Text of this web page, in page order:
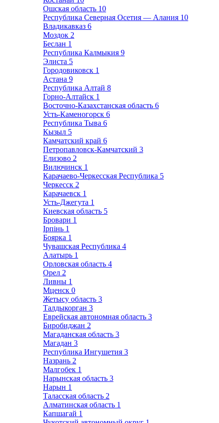
Ошская область 10
Республика Северная Осетия — Алания 10
Владикавказ 6
Моздок 2
Беслан 1
Республика Калмыкия 9
Элиста 5
Городовиковск 1
Астана 9
Республика Алтай 8
Горно-Алтайск 1
Восточно-Казахстанская область 6
Усть-Каменогорск 6
Республика Тыва 6
Кызыл 5
Камчатский край 6
Петропавловск-Камчатский 3
Елизово 2
Вилючинск 1
Карачаево-Черкесская Республика 5
Черкесск 2
Карачаевск 1
Усть-Джегута 1
Киевская область 5
Бровари 1
Ірпінь 1
Боярка 1
Чувашская Республика 4
Алатырь 1
Орловская область 4
Орел 2
Ливны 1
Мценск 0
Жетысу область 3
Талдыкорган 3
Еврейская автономная область 3
Биробиджан 2
Магаданская область 3
Магадан 3
Республика Ингушетия 3
Назрань 2
Малгобек 1
Нарынская область 3
Нарын 1
Таласская область 2
Алматинская область 1
Капшагай 1